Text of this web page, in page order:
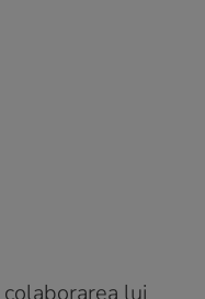
lui